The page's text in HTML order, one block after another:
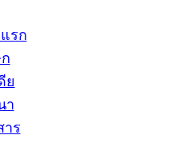
รก
ย
า
าร